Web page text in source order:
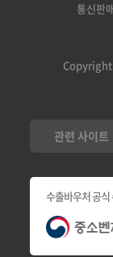
통신판
관련 사이트
수출바우처 공